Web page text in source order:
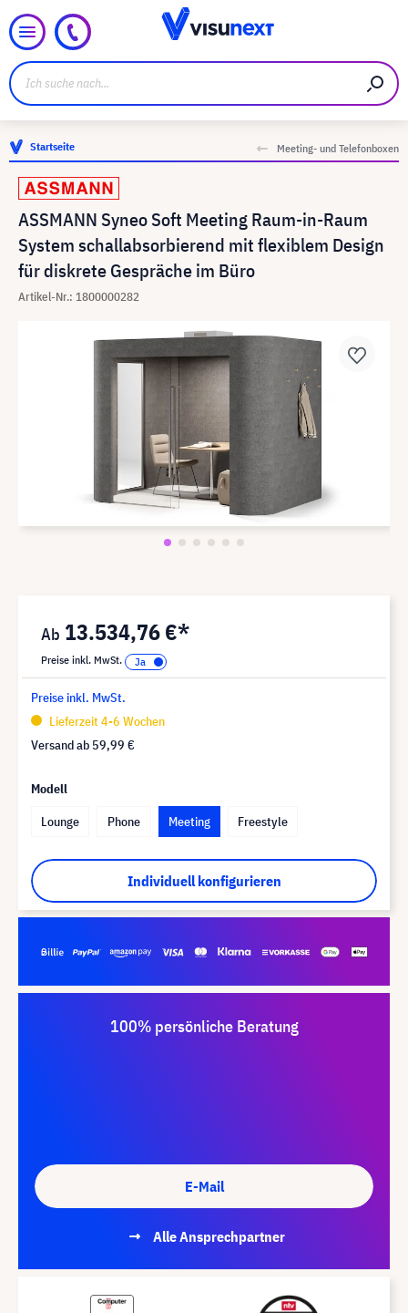
Startseite Meeting- und Telefonboxen
ASSMANN Syneo Soft Meeting Raum-in-Raum
System schallabsorbierend mit flexiblem Design
für diskrete Gespräche im Büro
Artikel-Nr.: 1800000282
13.534,76 €*
Preise inkl. MwSt.
Preise inkl. MwSt.
Lieferzeit 4-6 Wochen
Versand ab 59,99 €
Modell
Lounge
Phone Meeting Freestyle
Individuell konfigurieren
100% persönliche Beratung
E-Mail
Alle Ansprechpartner